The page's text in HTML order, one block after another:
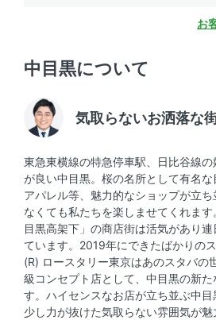
お
中目黒について
気取らないお洒落な
東急東横線の特急停車駅、日比谷線
が良い中目黒。桜の名所として有名
アパレル等、魅力的なショップが立
なくても私たちを楽しませてくれま
目黒高架下」の商店街は活気があり
ています。2019年にできたばかりの
(R) ロースタリー東京はあのスタバの
級コンセプト店として、中目黒の新た
す。ハイセンスなお店が立ち並ぶ中
少し力が抜けた気取らない雰囲気が魅